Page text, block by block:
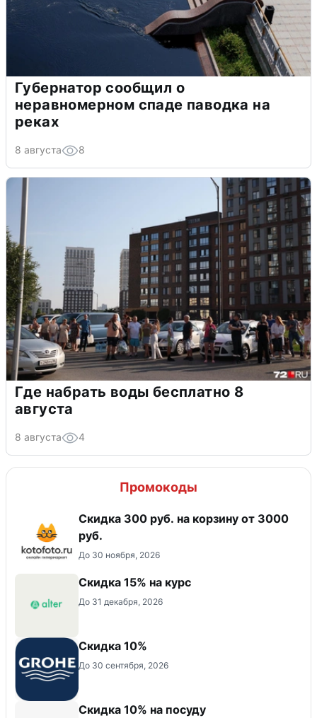
Губернатор сообщил о
неравномерном спаде паводка на
реках
8 августа 8
Где набрать воды бесплатно 8
августа
8 августа 4
Промокоды
Скидка 300 руб. на корзину от 3000
руб.
До 30 ноября, 2026
Скидка 15% на курс
До 31 декабря, 2026
Скидка 10%
До 30 сентября, 2026
Скидка 10% на посуду